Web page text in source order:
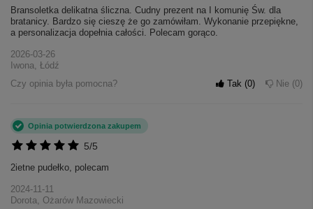
Bransoletka delikatna śliczna. Cudny prezent na I komunię Św. dla
bratanicy. Bardzo się cieszę że go zamówiłam. Wykonanie przepiękne,
a personalizacja dopełnia całości. Polecam gorąco.
2026-03-26
Iwona, Łódź
Czy opinia była pomocna?
Tak 0 Nie 0
5/5
Opinia potwierdzona zakupem
2ietne pudełko, polecam
2024-11-11
Dorota, Ożarów Mazowiecki